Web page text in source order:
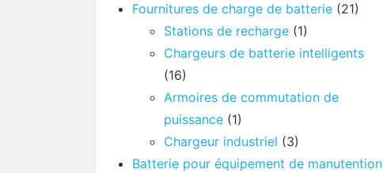
Fournitures de charge de batterie (21)
Stations de recharge (1)
Chargeurs de batterie intelligents
(16)
Armoires de commutation de
puissance (1)
Chargeur industriel (3)
Batterie pour équipement de manutention